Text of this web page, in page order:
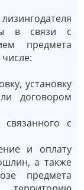
в связи с
предмета
установку
договором
с
и оплату
а также
предмета